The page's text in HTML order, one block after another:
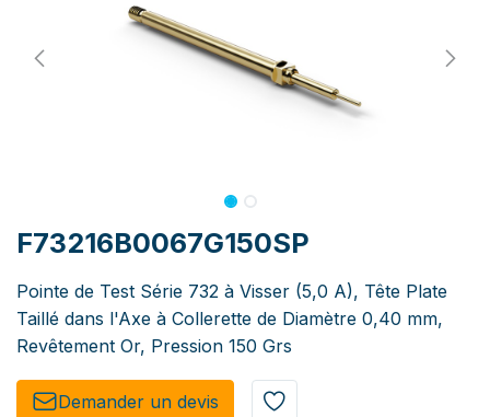
F73216B0067G150SP
Pointe de Test Série 732 à Visser (5,0 A), Tête Plate
Taillé dans l'Axe à Collerette de Diamètre 0,40 mm,
Revêtement Or, Pression 150 Grs
Demander un de​​vis​​